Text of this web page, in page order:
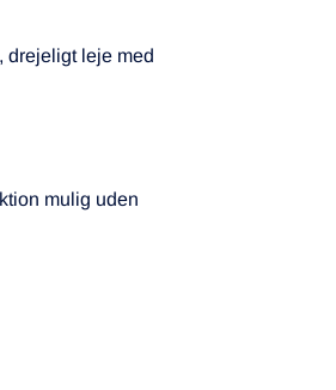
drejeligt leje med
mulig uden